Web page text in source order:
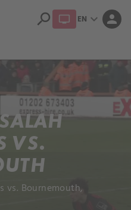
search EN expand_more person
VS.
vs. Bournemouth,